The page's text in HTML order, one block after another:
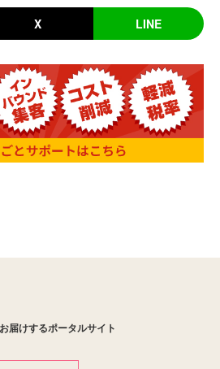
X LINE
届けするポータルサイト